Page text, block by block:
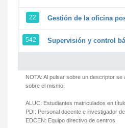
22 Gestión de la oficina
542 Supervisión y control
NOTA: Al pulsar sobre un descriptor
sobre el mismo.
ALUC: Estudiantes matriculados en
PDI: Personal docente e investigador
EDCEN: Equipo directivo de centros